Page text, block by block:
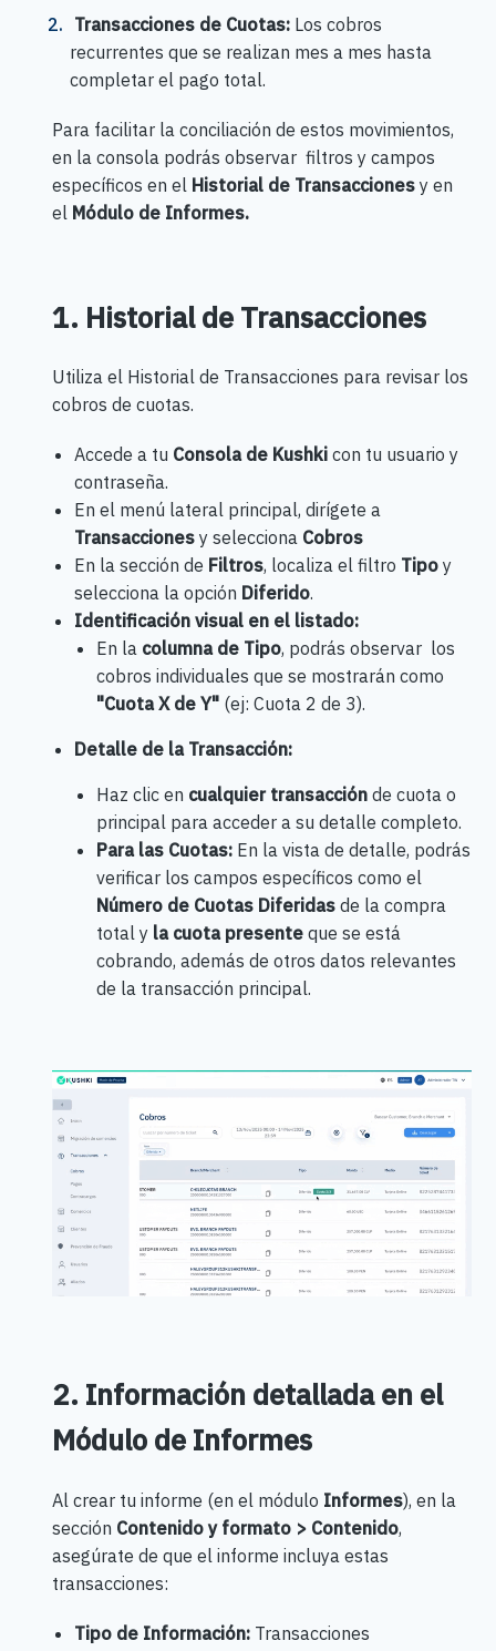
Transacciones de Cuotas:Los cobros
recurrentes que se realizan mes a mes hasta
completar el pago total.
Para facilitar la conciliación de estos movimientos,
en la consola podrás observar filtros y campos
específicos en el Historial de Transaccionesy en
el Módulo de Informes.
1. Historial de Transacciones
Utiliza el Historial de Transacciones para revisar los
cobros de cuotas.
Accede a tu Consola de Kushkicon tu usuario y
contraseña.
En el menú lateral principal, dirígete a
Transaccionesy selecciona Cobros
En la sección de Filtros, localiza el filtro Tipoy
selecciona la opción Diferido.
Identificación visual en el listado:
En la columna de Tipo, podrás observar los
cobros individuales que se mostrarán como
"Cuota X de Y"(ej: Cuota 2 de 3).
Detalle de la Transacción:
Haz clic en cualquier transacciónde cuota o
principal para acceder a su detalle completo.
Para las Cuotas:En la vista de detalle, podrás
verificar los campos específicos como el
Número de Cuotas Diferidasde la compra
total y la cuota presenteque se está
cobrando, además de otros datos relevantes
de la transacción principal.
2. Información detallada en el
Módulo de Informes
Al crear tu informe (en el módulo Informes), en la
sección Contenido y formato > Contenido,
asegúrate de que el informe incluya estas
transacciones:
Tipo de Información:Transacciones